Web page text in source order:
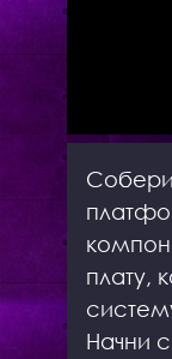
плату,
Начни